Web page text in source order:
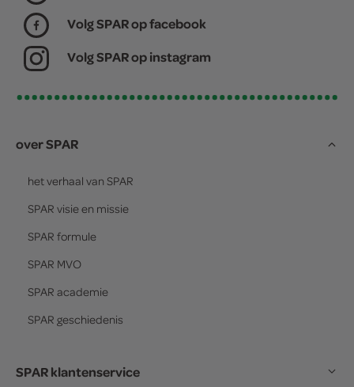
Volg SPAR op facebook
Volg SPAR op instagram
over SPAR
het verhaal van SPAR
SPAR visie en missie
SPAR formule
SPAR MVO
SPAR academie
SPAR geschiedenis
SPAR klantenservice